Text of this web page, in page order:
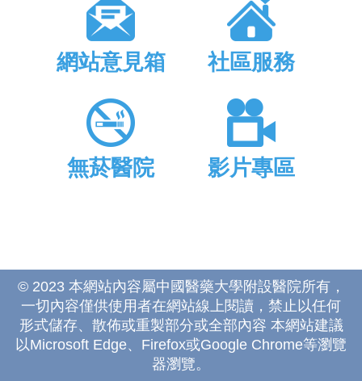
網站意見箱 社區服務
無菸醫院 影片專區
© 2023 本網站內容屬中國醫藥大學附設醫院所有，
一切內容僅供使用者在網站線上閱讀，禁止以任何
形式儲存、散佈或重製部分或全部內容 本網站建議
以Microsoft Edge、Firefox或Google Chrome等瀏覽
器瀏覽。